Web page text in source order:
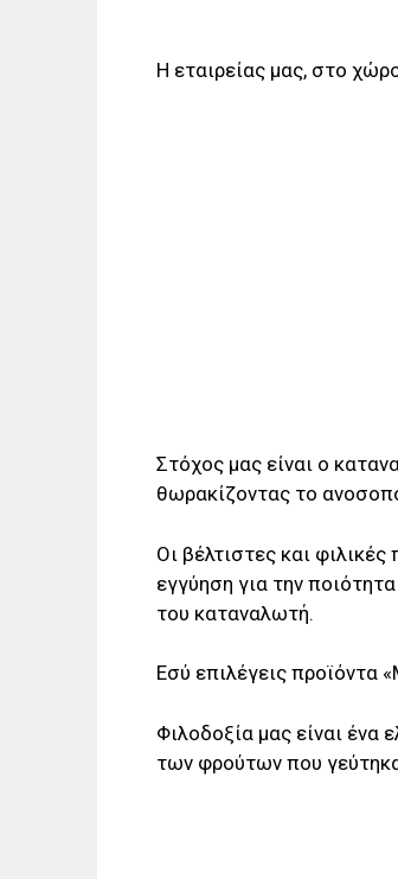
Η εταιρείας μας, στο
Στόχος μας είναι ο
θωρακίζοντας το
Οι βέλτιστες και
εγγύηση για την
του καταναλωτή.
Εσύ επιλέγεις προϊόντα
Φιλοδοξία μας είναι ένα
των φρούτων που